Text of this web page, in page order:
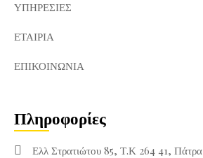
ΥΠΗΡΕΣΊΕΣ
ΕΤΑΙΡΊΑ
ΕΠΙΚΟΙΝΩΝΊΑ
Πληροφορίες
Ελλ Στρατιώτου 85, Τ.Κ 264 41, Πάτρα